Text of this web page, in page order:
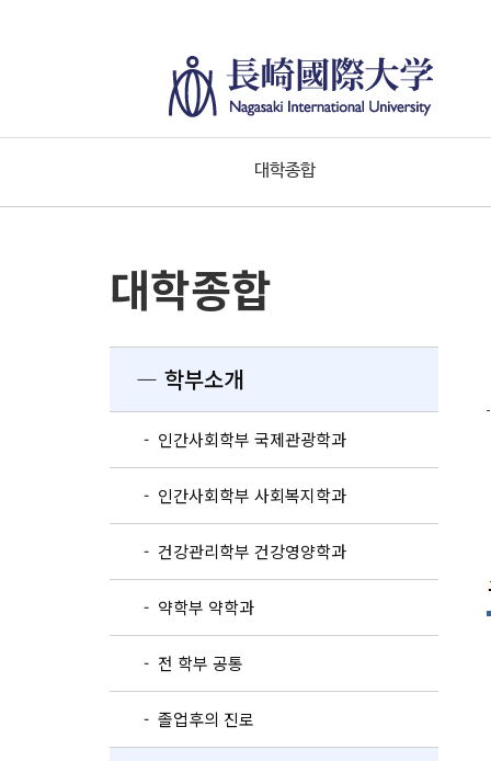
대학종합
대학종합
― 학부소개
- 인간사회학부 국제관광학과
- 인간사회학부 사회복지학과
- 건강관리학부 건강영양학과
- 약학부 약학과
- 전 학부 공통
- 졸업후의 진로